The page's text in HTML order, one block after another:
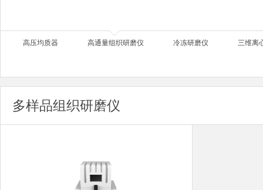
高压均质器 高通量组织研磨仪 冷冻研磨仪 三维离
多样品组织研磨仪